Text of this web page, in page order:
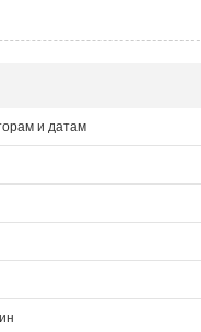
и датам